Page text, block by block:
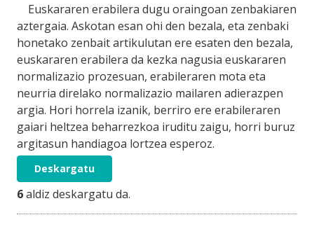
Euskararen erabilera dugu oraingoan zenbakiaren
aztergaia. Askotan esan ohi den bezala, eta zenbaki
honetako zenbait artikulutan ere esaten den bezala,
euskararen erabilera da kezka nagusia euskararen
normalizazio prozesuan, erabileraren mota eta
neurria direlako normalizazio mailaren adierazpen
argia. Hori horrela izanik, berriro ere erabileraren
gaiari heltzea beharrezkoa iruditu zaigu, horri buruz
argitasun handiagoa lortzea esperoz.
Deskargatu
6aldiz deskargatu da.